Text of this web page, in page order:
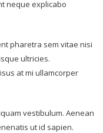
neque explicabo
pharetra sem vitae nisi
ultricies.
at mi ullamcorper
vestibulum. Aenean
ut id sapien.